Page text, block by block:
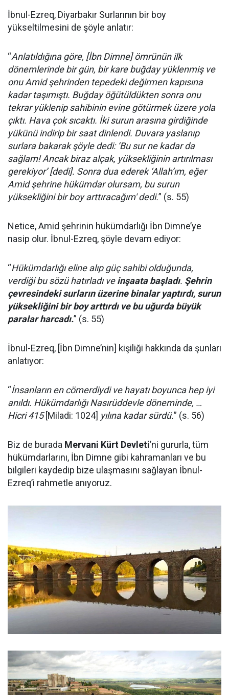
İbnul-Ezreq, Diyarbakır Surlarının bir boy
yükseltilmesini de şöyle anlatır:
“Anlatıldığına göre, [İbn Dimne] ömrünün ilk
dönemlerinde bir gün, bir kare buğday yüklenmiş ve
onu Amid şehrinden tepedeki değirmen kapısına
kadar taşımıştı. Buğday öğütüldükten sonra onu
tekrar yüklenip sahibinin evine götürmek üzere yola
çıktı. Hava çok sıcaktı. İki surun arasına girdiğinde
yükünü indirip bir saat dinlendi. Duvara yaslanıp
surlara bakarak şöyle dedi: ‘Bu sur ne kadar da
sağlam! Ancak biraz alçak, yüksekliğinin artırılması
gerekiyor’ [dedi]. Sonra dua ederek ‘Allah’ım, eğer
Amid şehrine hükümdar olursam, bu surun
yüksekliğini bir boy arttıracağım' dedi.” (s. 55)
Netice, Amid şehrinin hükümdarlığı İbn Dimne’ye
nasip olur. İbnul-Ezreq, şöyle devam ediyor:
“Hükümdarlığı eline alıp güç sahibi olduğunda,
verdiği bu sözü hatırladı veinşaata başladı. Şehrin
çevresindeki surların üzerine binalar yaptırdı, surun
yüksekliğini bir boy arttırdı ve bu uğurda büyük
paralar harcadı.” (s. 55)
İbnul-Ezreq, [İbn Dimne’nin] kişiliği hakkında da şunları
anlatıyor:
“İnsanların en cömerdiydi ve hayatı boyunca hep iyi
anıldı. Hükümdarlığı Nasırüddevle döneminde, …
Hicri 415[Miladi: 1024] yılına kadar sürdü.” (s. 56)
Biz de burada Mervani Kürt Devleti’ni gururla, tüm
hükümdarlarını, İbn Dimne gibi kahramanları ve bu
bilgileri kaydedip bize ulaşmasını sağlayan İbnul-
Ezreq’i rahmetle anıyoruz.